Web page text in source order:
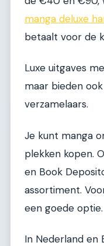
manga deluxe
betaalt voor de
Luxe uitgaves
maar bieden
verzamelaars.
Je kunt manga
plekken kopen.
en Book
assortiment.
een goede optie.
In Nederland en